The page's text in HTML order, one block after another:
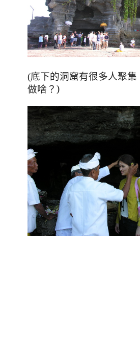
(底下的洞窟有很多人聚集
做啥 ？)